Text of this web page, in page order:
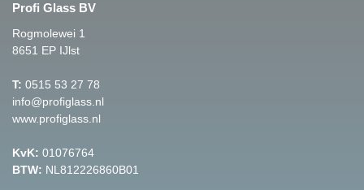
Profi Glass BV
Rogmolewei 1
8651 EP IJlst
T: 0515 53 27 78
info@profiglass.nl
www.profiglass.nl
KvK: 01076764
BTW: NL812226860B01